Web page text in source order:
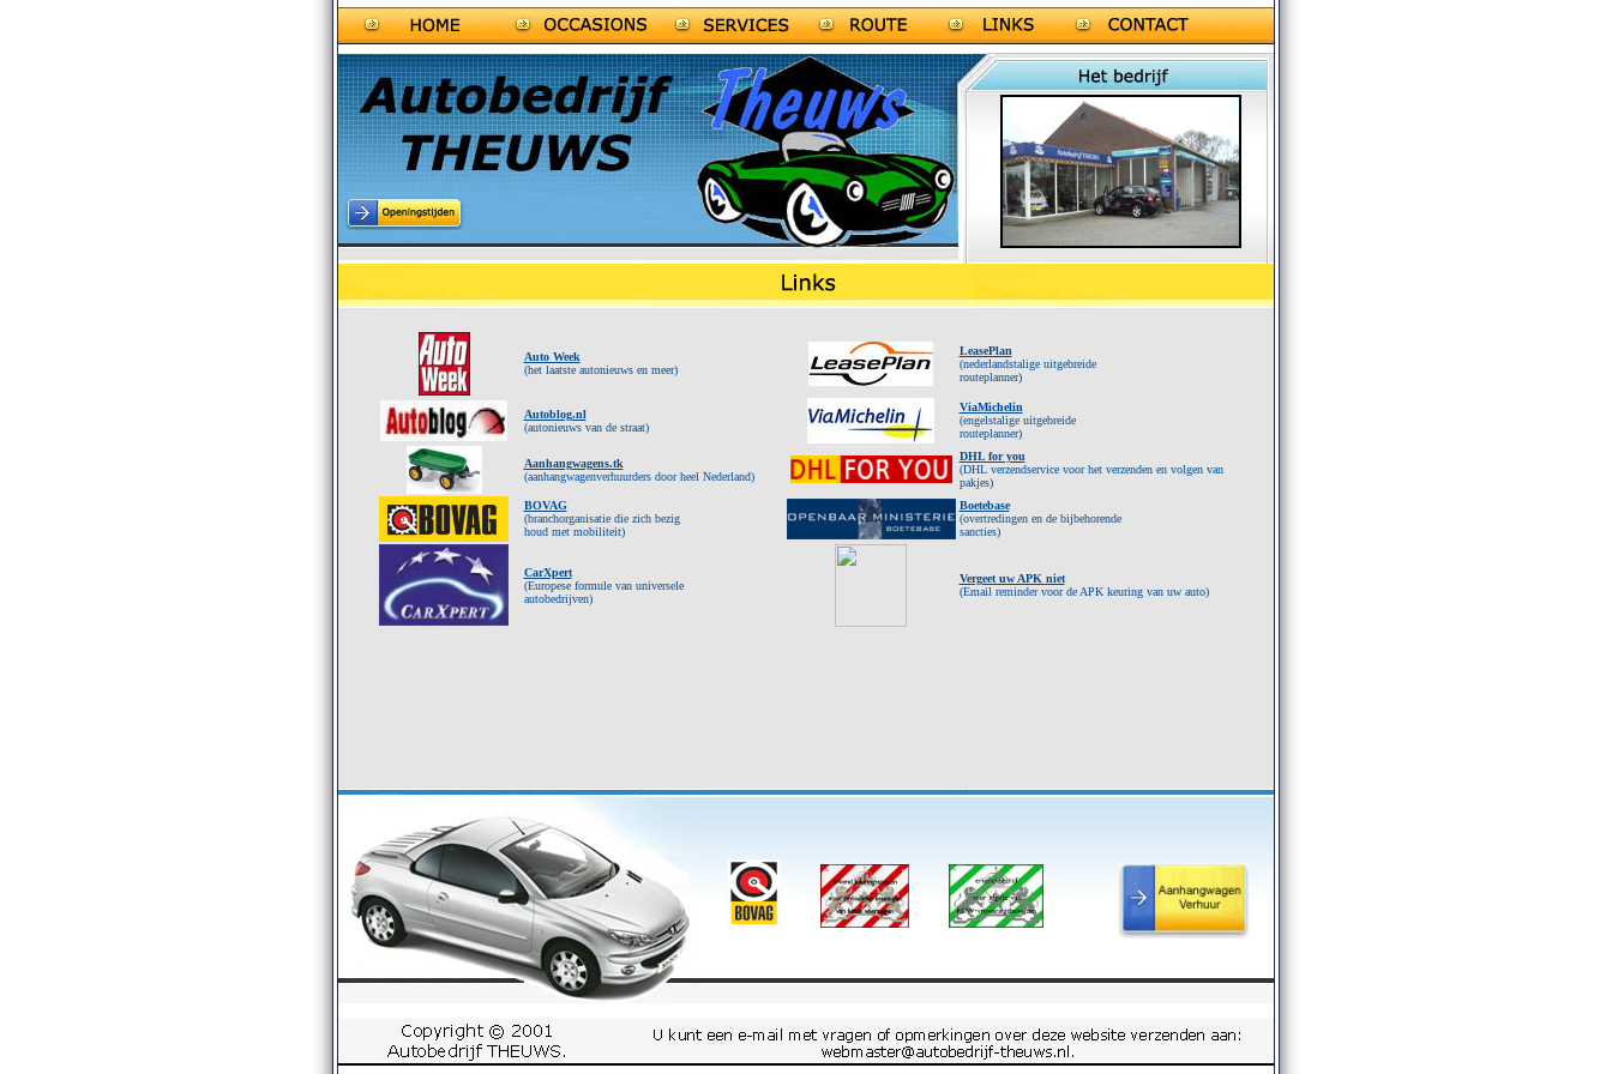
Auto Week
(het laatste autonieuws en meer)
LeasePlan
(nederlandstalige uitgebreide
routeplanner)
Autoblog.nl
(autonieuws van de straat)
ViaMichelin
(engelstalige uitgebreide
routeplanner)
Aanhangwagens.tk
(aanhangwagenverhuurders door heel Nederland)
DHL for you
(DHL verzendservice voor het verzenden en volgen van
pakjes)
BOVAG
(branchorganisatie die zich bezig
houd met mobiliteit)
Boetebase
(overtredingen en de bijbehorende
sancties)
CarXpert
(Europese formule van universele
autobedrijven)
Vergeet uw APK niet
(Email reminder voor de APK keuring van uw auto)